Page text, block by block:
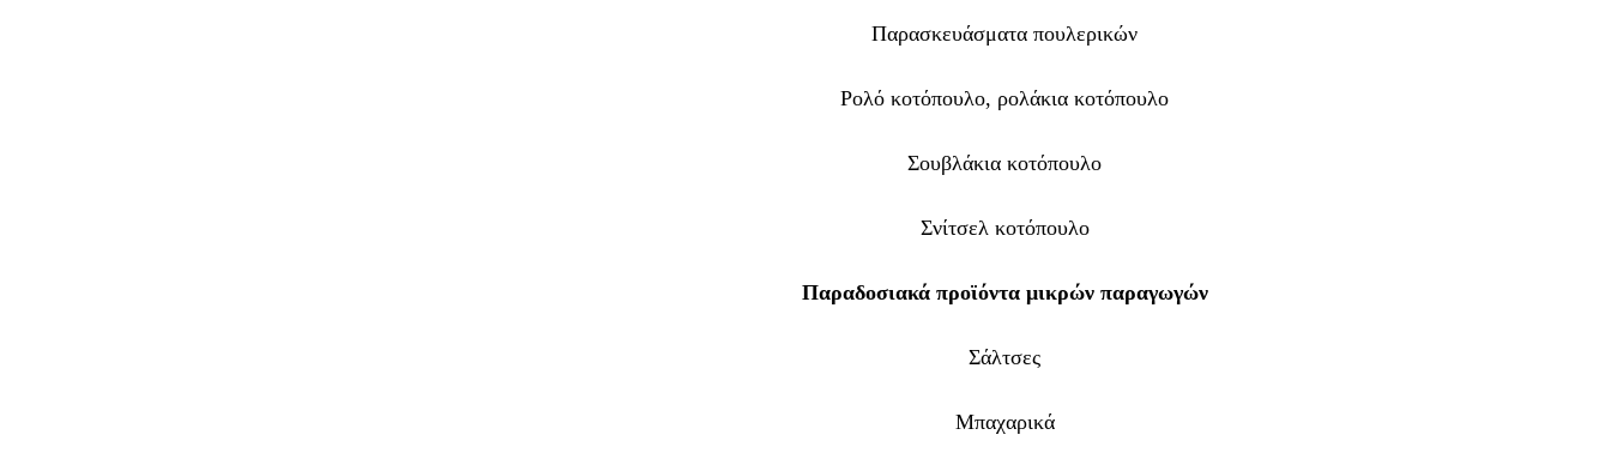
Παρασκευάσματα πουλερικών
Ρολό κοτόπουλο, ρολάκια κοτόπουλο
Σουβλάκια κοτόπουλο
Σνίτσελ κοτόπουλο
Παραδοσιακά προϊόντα μικρών παραγωγών
Σάλτσες
Μπαχαρικά